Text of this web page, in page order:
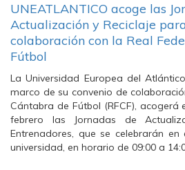
UNEATLANTICO acoge las
Actualización y Reciclaje
colaboración con la Real
Fútbol
La Universidad Europea del
marco de su convenio de
Cántabra de Fútbol (RFCF),
febrero las Jornadas de
Entrenadores, que se celebrarán
universidad, en horario de 09:00 a